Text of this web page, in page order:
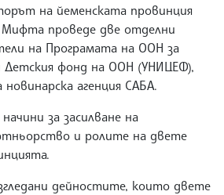
на йеменската провинция
проведе две отделни
на Програмата на ООН за
фонд на ООН (УНИЦЕФ),
агенция САБА.
за засилване на
и ролите на двете
дейностите, които двете